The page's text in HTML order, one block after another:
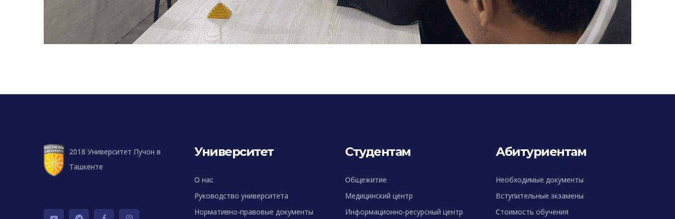
2018 Университет Пучон в
Ташкенте
Университет
О нас
Руководство университета
Нормативно-правовые документы
Студентам
Общежитие
Медицинский центр
Информационно-ресурсный центр
Абитуриентам
Необходимые документы
Вступительные экзамены
Стоимость обучения